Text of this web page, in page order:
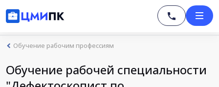
Обучение рабочим профессиям
Обучение рабочей специальности